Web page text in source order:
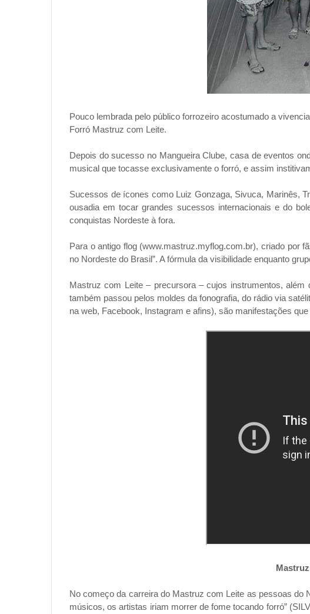
Pouco lembrada pelo público forrozeiro acostumado a
Forró Mastruz com Leite.
Depois do sucesso no Mangueira Clube, casa de eventos
musical que tocasse exclusivamente o forró, e assim
Sucessos de ícones como Luiz Gonzaga, Sivuca, Marinês,
ousadia em tocar grandes sucessos internacionais e do
conquistas Nordeste à fora.
Para o antigo flog (www.mastruz.myflog.com.br), criado por
no Nordeste do Brasil”. A fórmula da visibilidade enquanto
Mastruz com Leite – precursora – cujos instrumentos,
também passou pelos moldes da fonografia, do rádio via
na web, Facebook, Instagram e afins), são manifestações
No começo da carreira do Mastruz com Leite as pessoas do
músicos, os artistas iriam morrer de fome tocando forró”